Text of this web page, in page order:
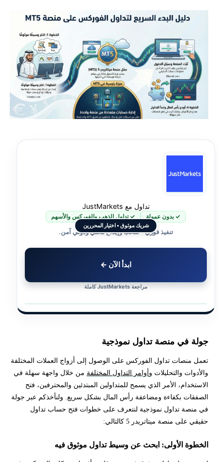
شريك موثوق • اختيار المحررين
تداول مع JustMarkets
✓ بدون عمولة ✓ تداول الذهب والفوركس والأسهم
تنفيذ فوري • سحب وإيداع محلي ودولي آمن.
ابدأ الآن ←
مراجعة JustMarkets كاملة
جولة في منصة تداول نموذجية
تعمل منصات تداول الفوركس على الوصول إلى أزواج العملات المختلفة
والأدوات والتحليلات وأوامر التداول المختلفة من خلال واجهة سهلة في
الاستخدام، الأمر الذي يسمح للمتداولين المبتدئين والمحترفين، فتح
الصفقات بكفاءة ومضاعفة رأس المال بشكل سريع. ولنأخذكم عبر جولة
في منصة تداول نموذجية لنتعرف على خطوات فتح حساب تداول
حقيقي على منصة ميتاتريدر 5 كالتالي:
الخطوة الأولى: ابحث عن وسيط تداول موثوق فيه